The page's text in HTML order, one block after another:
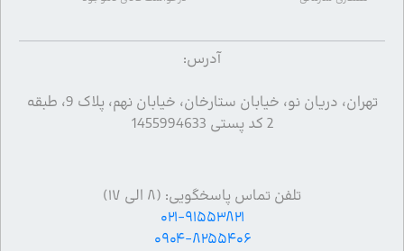
آدرس:
تهران، دریان نو، خیابان ستارخان، خیابان نهم، پلاک 9، طبقه
2 کد پستی 1455994633
تلفن تماس پاسخگویی: (۸ الی ۱۷)
۰۲۱-۹۱۵۵۳۸۲۱
۰۹۰۴-۸۲۵۵۴۰۶